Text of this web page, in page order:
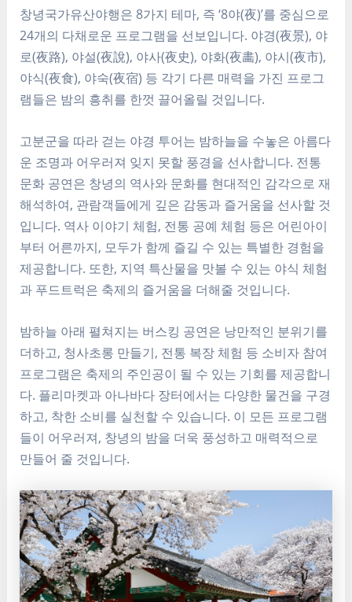
창녕국가유산야행은 8가지 테마, 즉 ‘8야(夜)’를 중심으로
24개의 다채로운 프로그램을 선보입니다. 야경(夜景), 야
로(夜路), 야설(夜說), 야사(夜史), 야화(夜畵), 야시(夜市),
야식(夜食), 야숙(夜宿) 등 각기 다른 매력을 가진 프로그
램들은 밤의 흥취를 한껏 끌어올릴 것입니다.
고분군을 따라 걷는 야경 투어는 밤하늘을 수놓은 아름다
운 조명과 어우러져 잊지 못할 풍경을 선사합니다. 전통
문화 공연은 창녕의 역사와 문화를 현대적인 감각으로 재
해석하여, 관람객들에게 깊은 감동과 즐거움을 선사할 것
입니다. 역사 이야기 체험, 전통 공예 체험 등은 어린아이
부터 어른까지, 모두가 함께 즐길 수 있는 특별한 경험을
제공합니다. 또한, 지역 특산물을 맛볼 수 있는 야식 체험
과 푸드트럭은 축제의 즐거움을 더해줄 것입니다.
밤하늘 아래 펼쳐지는 버스킹 공연은 낭만적인 분위기를
더하고, 청사초롱 만들기, 전통 복장 체험 등 소비자 참여
프로그램은 축제의 주인공이 될 수 있는 기회를 제공합니
다. 플리마켓과 아나바다 장터에서는 다양한 물건을 구경
하고, 착한 소비를 실천할 수 있습니다. 이 모든 프로그램
들이 어우러져, 창녕의 밤을 더욱 풍성하고 매력적으로
만들어 줄 것입니다.